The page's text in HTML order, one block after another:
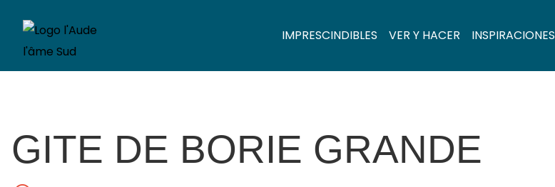
IMPRESCINDIBLES VER Y HACER INSPIRACIONES
GITE DE BORIE GRANDE